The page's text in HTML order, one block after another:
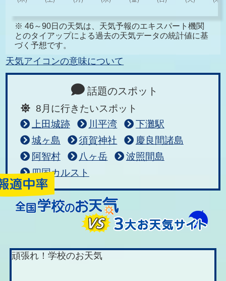
※ 46～90日の天気は、天気予報のエキスパート機関
とのタイアップによる過去の天気データの統計値に基
づく予想です。
天気アイコンの意味について
話題のスポット
8月に行きたいスポット
上田城跡
川平湾
下灘駅
城ヶ島
須賀神社
慶良間諸島
阿智村
八ヶ岳
波照間島
四国カルスト
頑張れ！学校のお天気